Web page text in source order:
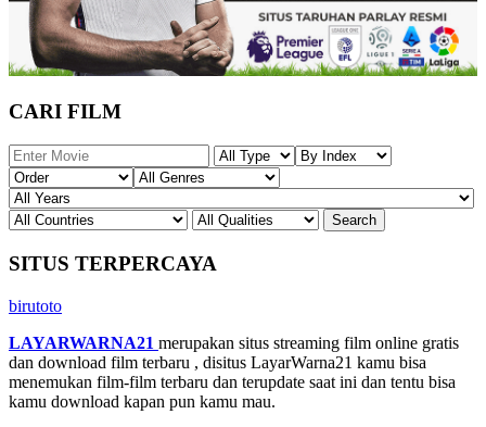
CARI FILM
SITUS TERPERCAYA
birutoto
LAYARWARNA21 merupakan situs streaming film online gratis
dan download film terbaru , disitus LayarWarna21 kamu bisa
menemukan film-film terbaru dan terupdate saat ini dan tentu bisa
kamu download kapan pun kamu mau.